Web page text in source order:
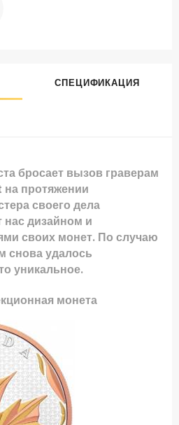
СПЕЦИФИКАЦИЯ
бросает вызов граверам
протяжении
своего дела
дизайном и
своих монет. По случаю
снова удалось
уникальное.
монета